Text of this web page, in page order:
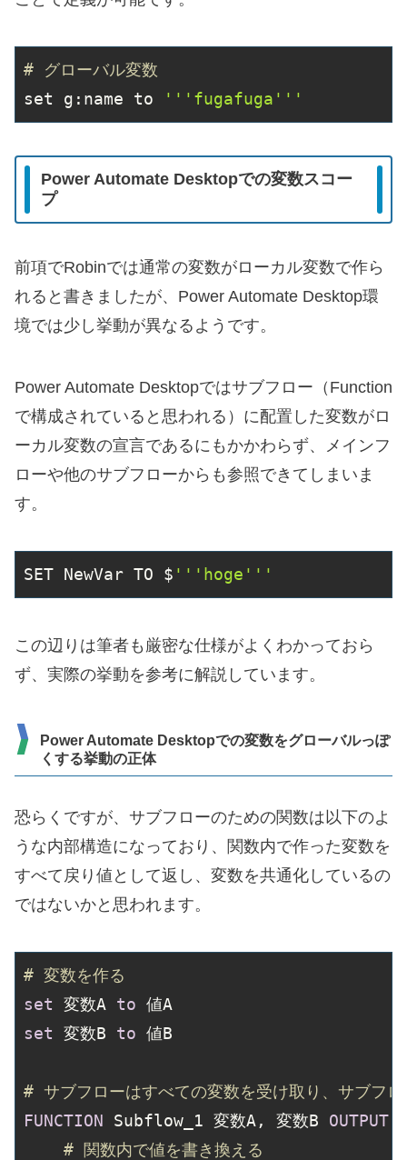
# グローバル変数
set g:name to
'''fugafuga'''
Power Automate Desktopでの変数スコー
プ
前項でRobinでは通常の変数がローカル変数で作ら
れると書きましたが、Power Automate Desktop環
境では少し挙動が異なるようです。
Power Automate Desktopではサブフロー（Function
で構成されていると思われる）に配置した変数がロ
ーカル変数の宣言であるにもかかわらず、メインフ
ローや他のサブフローからも参照できてしまいま
す。
SET NewVar TO $ '''hoge'''
この辺りは筆者も厳密な仕様がよくわかっておら
ず、実際の挙動を参考に解説しています。
Power Automate Desktopでの変数をグローバルっぽ
くする挙動の正体
恐らくですが、サブフローのための関数は以下のよ
うな内部構造になっており、関数内で作った変数を
すべて戻り値として返し、変数を共通化しているの
ではないかと思われます。
# 変数を作る
set 変数A to
set 変数B to 値B
# サブフローはすべての変数を受け取り、サブフ
FUNCTION Subflow_1 変数A, 変数B OUTPUT
# 関数内で値を書き換える